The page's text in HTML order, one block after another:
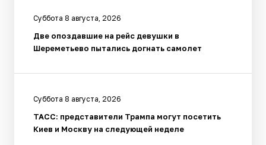
Суббота 8 августа, 2026
Две опоздавшие на рейс девушки в
Шереметьево пытались догнать самолет
Суббота 8 августа, 2026
ТАСС: представители Трампа могут посетить
Киев и Москву на следующей неделе